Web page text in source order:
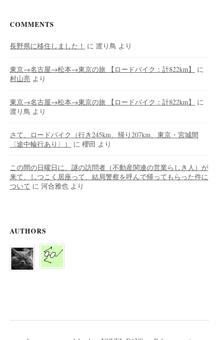
COMMENTS
長野県に移住しました！ に 渡り鳥 より
東京→名古屋→松本→東京の旅 【ロードバイク：計822km】
に
村山亮 より
東京→名古屋→松本→東京の旅 【ロードバイク：計822km】
に
渡り鳥 より
さて、ロードバイク（行き245km、帰り207km、東京・宮城間
〈途中輪行あり〉）
に 櫻田 より
この間の日曜日に、謎の訪問者（不動産関連の営業らしき人）が
来て、しつこく居座って、結局警察を呼んで帰ってもらった件に
ついて に 河合雅也 より
AUTHORS